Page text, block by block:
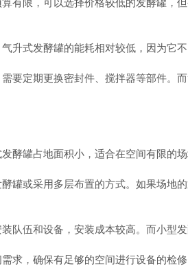
限，可以选择价格较低的发酵罐，
式发酵罐的能耗相对较低，因为它
定期更换密封件、搅拌器等部件。
罐占地面积小，适合在空间有限的
或采用多层布置的方式。如果场地
伍和设备，安装成本较高。而小型
，确保有足够的空间进行设备的检